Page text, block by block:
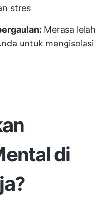
stres
Merasa lelah
untuk mengisolasi
di